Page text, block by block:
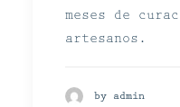
meses de
artesanos.
by admin